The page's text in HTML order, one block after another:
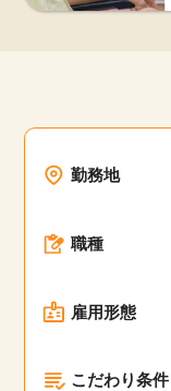
勤務地
職種
雇用形態
こだわり条件
17,050